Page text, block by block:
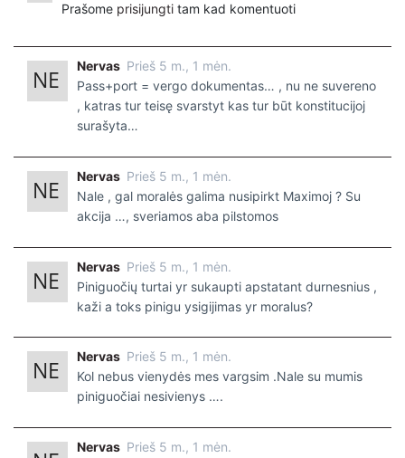
Prašome prisijungti tam kad komentuoti
Nervas Prieš 5 m., 1 mėn.
Pass+port = vergo dokumentas… , nu ne suvereno
, katras tur teisę svarstyt kas tur būt konstitucijoj
surašyta…
Nervas Prieš 5 m., 1 mėn.
Nale , gal moralės galima nusipirkt Maximoj ? Su
akcija …, sveriamos aba pilstomos
Nervas Prieš 5 m., 1 mėn.
Piniguočių turtai yr sukaupti apstatant durnesnius ,
kaži a toks pinigu ysigijimas yr moralus?
Nervas Prieš 5 m., 1 mėn.
Kol nebus vienydės mes vargsim .Nale su mumis
piniguočiai nesivienys ….
Nervas Prieš 5 m., 1 mėn.